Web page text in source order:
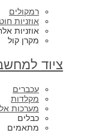
רמקולים
אוזניות
אוזניות
מקרן קול
ציוד
עכברים
מקלדות
מערכות
כבלים
מתאמים